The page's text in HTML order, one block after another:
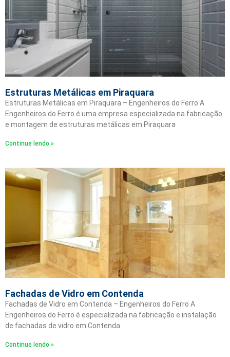
Estruturas Metálicas em Piraquara
Estruturas Metálicas em Piraquara – Engenheiros do Ferro A
Engenheiros do Ferro é uma empresa especializada na fabricação
e montagem de estruturas metálicas em Piraquara
Continue lendo »
Fachadas de Vidro em Contenda
Fachadas de Vidro em Contenda – Engenheiros do Ferro A
Engenheiros do Ferro é especializada na fabricação e instalação
de fachadas de vidro em Contenda
Continue lendo »